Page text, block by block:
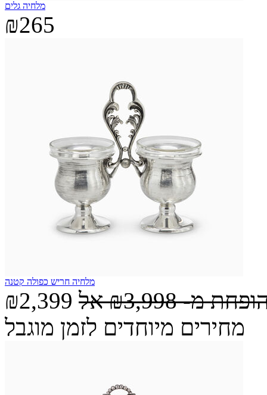
מלחיה גלים
₪265
מלחיה חריש כפולה קטנה
₪2,399 מ-₪3,998 אל
מחירים מיוחדים לזמן מוגבל